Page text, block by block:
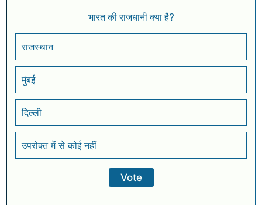
भारत की राजधानी क्या है?
राजस्थान
मुंबई
दिल्ली
उपरोक्त में से कोई नहीं